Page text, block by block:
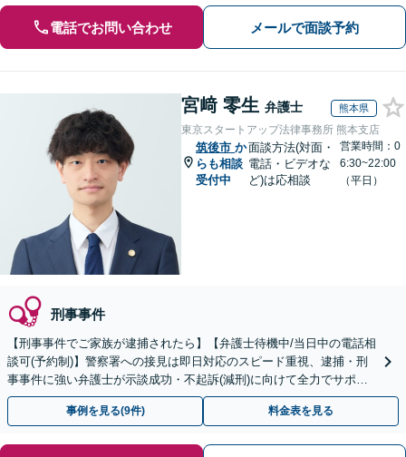
電話でお問い合わせ メールで面談予約
宮﨑 零生 弁護士 熊本県
東京スタートアップ法律事務所 熊本支店
筑後市 か
らも相談
受付中
面談方法(対面・
電話・ビデオな
ど)は応相談
営業時間：0
6:30~22:00
（平日）
刑事事件
【刑事事件でご家族が逮捕されたら】【弁護士待機中/当日中の電話相
談可(予約制)】警察署への接見は即日対応のスピード重視、逮捕・刑
事事件に強い弁護士が示談成功・不起訴(減刑)に向けて全力でサポー
トします。【加害者側の相談専門】
事例を見る(9件) 料金表を見る